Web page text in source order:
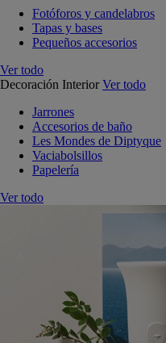
Fotóforos y candelabros
Tapas y bases
Pequeños accesorios
Ver todo
Decoración Interior Ver todo
Jarrones
Accesorios de baño
Les Mondes de Diptyque
Vaciabolsillos
Papelería
Ver todo